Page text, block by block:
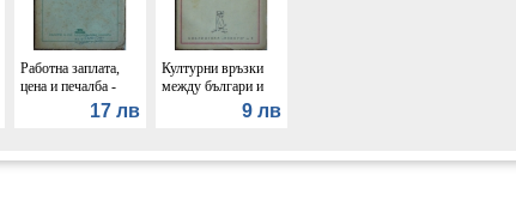
Работна заплата,
цена и печалба -
Карл Маркс17 лв
Културни връзки
между българи и
румъни в началото
на българското
Константин Велики
9 лв